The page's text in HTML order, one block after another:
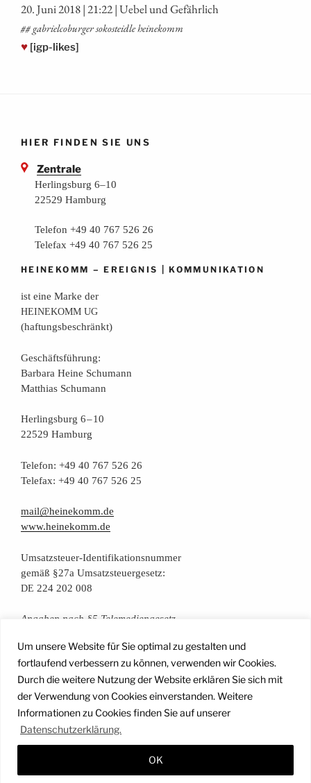
Um unsere Website für Sie optimal zu gestalten und
fortlaufend verbessern zu können, verwenden wir Cookies.
Durch die weitere Nutzung der Website erklären Sie sich mit
der Verwendung von Cookies einverstanden. Weitere
Informationen zu Cookies finden Sie auf unserer
Datenschutzerklärung.
OK
20. Juni 2018 | 21:22 | Uebel und Gefährlich
## gabriel­co­bur­ger soko­st­eid­le heinekomm
♥ [igp-likes]
HIER FINDEN SIE UNS
Zentrale
Herlingsburg 6–10
22529 Hamburg
Telefon +49 40 767 526 26
Telefax +49 40 767 526 25
HEINEKOMM –EREIGNIS |KOMMUNIKATION
ist eine Mar­ke der
HEINEKOMM UG
(haf­tungs­be­schränkt)
Geschäfts­füh­rung:
Bar­ba­ra Hei­ne Schumann
Mat­thi­as Schumann
Her­lings­burg 6 – 10
22529 Hamburg
Tele­fon: +49 40 767 526 26
Tele­fax: +49 40 767 526 25
mail@heinekomm.de
www.heinekomm.de
Umsatz­steu­er-Iden­ti­fi­ka­ti­ons­num­mer
gemäß §27a Umsatzsteuergesetz:
DE 224 202 008
Anga­ben nach §5 Telemediengesetz
Daten­schutz­er­klä­rung
FacebookInstagramYouTubeMail